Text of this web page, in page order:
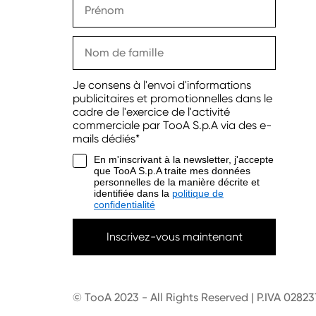
Je consens à l'envoi d'informations
publicitaires et promotionnelles dans le
cadre de l'exercice de l'activité
commerciale par TooA S.p.A via des e-
mails dédiés*
En m'inscrivant à la newsletter, j'accepte
que TooA S.p.A traite mes données
personnelles de la manière décrite et
identifiée dans la politique de
confidentialité
Inscrivez-vous maintenant
© TooA 2023 - All Rights Reserved | P.IVA